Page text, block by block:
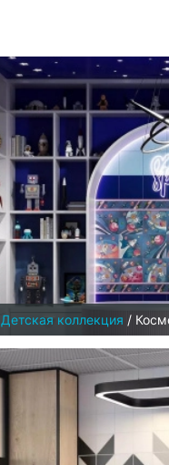
Детская коллекция /